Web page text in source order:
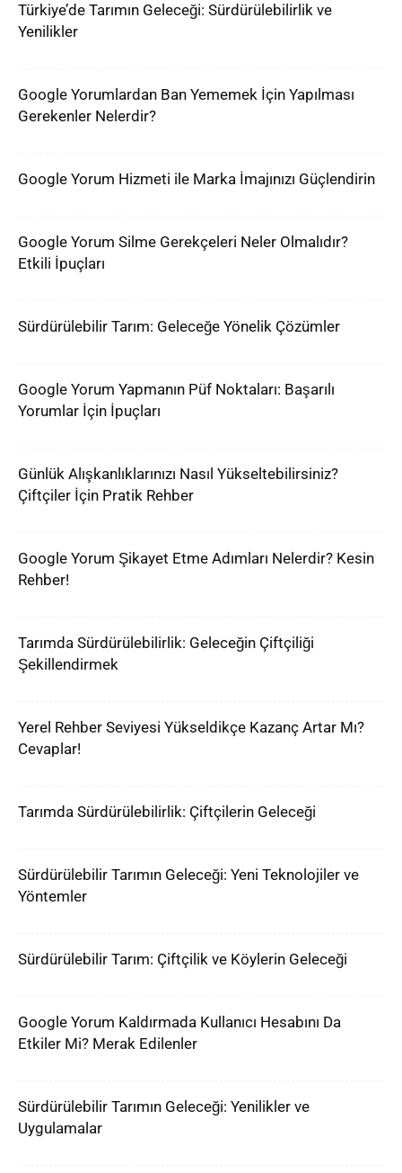
Türkiye’de Tarımın Geleceği: Sürdürülebilirlik ve
Yenilikler
Google Yorumlardan Ban Yememek İçin Yapılması
Gerekenler Nelerdir?
Google Yorum Hizmeti ile Marka İmajınızı Güçlendirin
Google Yorum Silme Gerekçeleri Neler Olmalıdır?
Etkili İpuçları
Sürdürülebilir Tarım: Geleceğe Yönelik Çözümler
Google Yorum Yapmanın Püf Noktaları: Başarılı
Yorumlar İçin İpuçları
Günlük Alışkanlıklarınızı Nasıl Yükseltebilirsiniz?
Çiftçiler İçin Pratik Rehber
Google Yorum Şikayet Etme Adımları Nelerdir? Kesin
Rehber!
Tarımda Sürdürülebilirlik: Geleceğin Çiftçiliği
Şekillendirmek
Yerel Rehber Seviyesi Yükseldikçe Kazanç Artar Mı?
Cevaplar!
Tarımda Sürdürülebilirlik: Çiftçilerin Geleceği
Sürdürülebilir Tarımın Geleceği: Yeni Teknolojiler ve
Yöntemler
Sürdürülebilir Tarım: Çiftçilik ve Köylerin Geleceği
Google Yorum Kaldırmada Kullanıcı Hesabını Da
Etkiler Mi? Merak Edilenler
Sürdürülebilir Tarımın Geleceği: Yenilikler ve
Uygulamalar